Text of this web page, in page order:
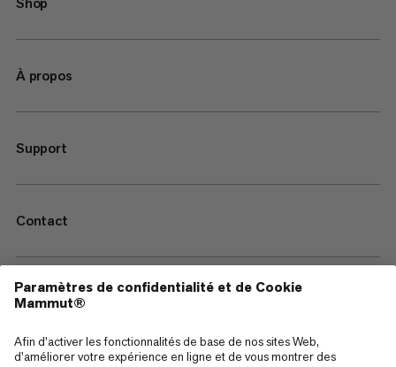
À propos
Support
Contact